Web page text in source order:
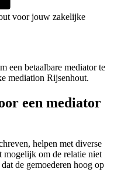
voor jouw zakelijke
een betaalbare mediator te
mediation Rijsenhout.
een mediator
helpen met diverse
mogelijk om de relatie niet
de gemoederen hoog op